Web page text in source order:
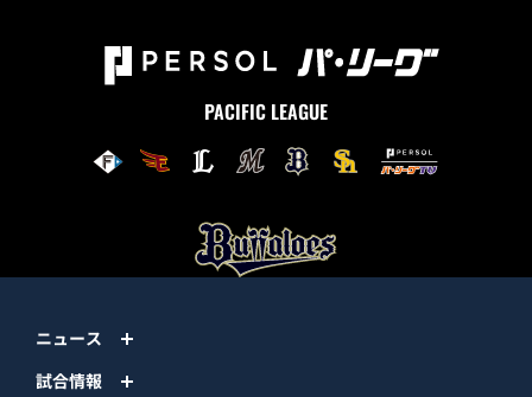
PACIFIC LEAGUE
ニュース
試合情報